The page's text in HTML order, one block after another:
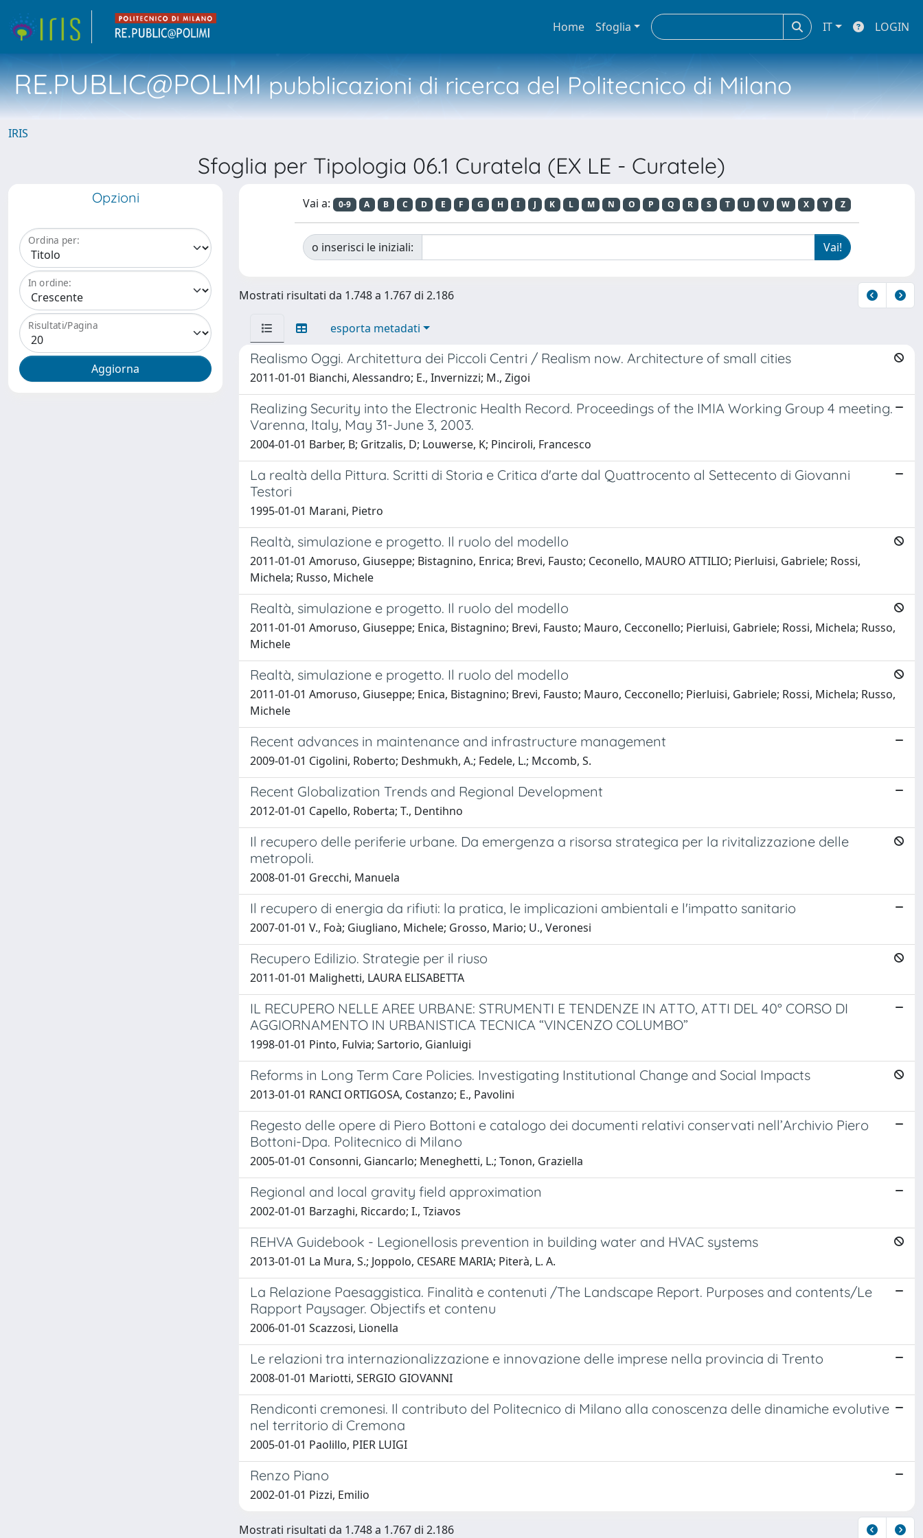
Home Sfoglia IT LOGIN
RE.PUBLIC@POLIMIpubblicazioni di ricerca del Politecnico di Milano
IRIS
Sfoglia per Tipologia 06.1 Curatela (EX LE - Curatele)
Opzioni
Ordina per:
In ordine:
Risultati/Pagina
Vai a: 0-9 A B C D E F G H I J K L M N O P Q R S T U V W X Y Z
o inserisci le iniziali:
Mostrati risultati da 1.748 a 1.767 di 2.186
esporta metadati
Realismo Oggi. Architettura dei Piccoli Centri / Realism now. Architecture of small cities
2011-01-01 Bianchi, Alessandro; E., Invernizzi; M., Zigoi
Realizing Security into the Electronic Health Record. Proceedings of the IMIA Working Group 4 meeting.
Varenna, Italy, May 31-June 3, 2003.
2004-01-01 Barber, B; Gritzalis, D; Louwerse, K; Pinciroli, Francesco
La realtà della Pittura. Scritti di Storia e Critica d'arte dal Quattrocento al Settecento di Giovanni
Testori
1995-01-01 Marani, Pietro
Realtà, simulazione e progetto. Il ruolo del modello
2011-01-01 Amoruso, Giuseppe; Bistagnino, Enrica; Brevi, Fausto; Ceconello, MAURO ATTILIO; Pierluisi, Gabriele; Rossi,
Michela; Russo, Michele
Realtà, simulazione e progetto. Il ruolo del modello
2011-01-01 Amoruso, Giuseppe; Enica, Bistagnino; Brevi, Fausto; Mauro, Cecconello; Pierluisi, Gabriele; Rossi, Michela; Russo,
Michele
Realtà, simulazione e progetto. Il ruolo del modello
2011-01-01 Amoruso, Giuseppe; Enica, Bistagnino; Brevi, Fausto; Mauro, Cecconello; Pierluisi, Gabriele; Rossi, Michela; Russo,
Michele
Recent advances in maintenance and infrastructure management
2009-01-01 Cigolini, Roberto; Deshmukh, A.; Fedele, L.; Mccomb, S.
Recent Globalization Trends and Regional Development
2012-01-01 Capello, Roberta; T., Dentihno
Il recupero delle periferie urbane. Da emergenza a risorsa strategica per la rivitalizzazione delle
metropoli.
2008-01-01 Grecchi, Manuela
Il recupero di energia da rifiuti: la pratica, le implicazioni ambientali e l'impatto sanitario
2007-01-01 V., Foà; Giugliano, Michele; Grosso, Mario; U., Veronesi
Recupero Edilizio. Strategie per il riuso
2011-01-01 Malighetti, LAURA ELISABETTA
IL RECUPERO NELLE AREE URBANE: STRUMENTI E TENDENZE IN ATTO, ATTI DEL 40° CORSO DI
AGGIORNAMENTO IN URBANISTICA TECNICA “VINCENZO COLUMBO”
1998-01-01 Pinto, Fulvia; Sartorio, Gianluigi
Reforms in Long Term Care Policies. Investigating Institutional Change and Social Impacts
2013-01-01 RANCI ORTIGOSA, Costanzo; E., Pavolini
Regesto delle opere di Piero Bottoni e catalogo dei documenti relativi conservati nell’Archivio Piero
Bottoni-Dpa. Politecnico di Milano
2005-01-01 Consonni, Giancarlo; Meneghetti, L.; Tonon, Graziella
Regional and local gravity field approximation
2002-01-01 Barzaghi, Riccardo; I., Tziavos
REHVA Guidebook - Legionellosis prevention in building water and HVAC systems
2013-01-01 La Mura, S.; Joppolo, CESARE MARIA; Piterà, L. A.
La Relazione Paesaggistica. Finalità e contenuti /The Landscape Report. Purposes and contents/Le
Rapport Paysager. Objectifs et contenu
2006-01-01 Scazzosi, Lionella
Le relazioni tra internazionalizzazione e innovazione delle imprese nella provincia di Trento
2008-01-01 Mariotti, SERGIO GIOVANNI
Rendiconti cremonesi. Il contributo del Politecnico di Milano alla conoscenza delle dinamiche evolutive
nel territorio di Cremona
2005-01-01 Paolillo, PIER LUIGI
Renzo Piano
2002-01-01 Pizzi, Emilio
Mostrati risultati da 1.748 a 1.767 di 2.186